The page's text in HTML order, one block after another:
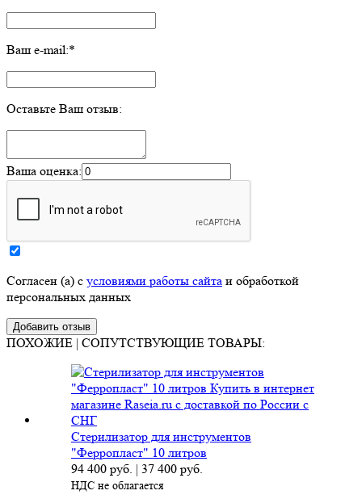
Ваш e-mail:*
Оставьте Ваш отзыв:
Ваша оценка:
Согласен (а) с условиями работы сайта и обработкой
персональных данных
ПОХОЖИЕ | СОПУТСТВУЮЩИЕ ТОВАРЫ:
Стерилизатор для инструментов
"Ферропласт" 10 литров
94 400 руб. | 37 400 руб.
НДС не облагается